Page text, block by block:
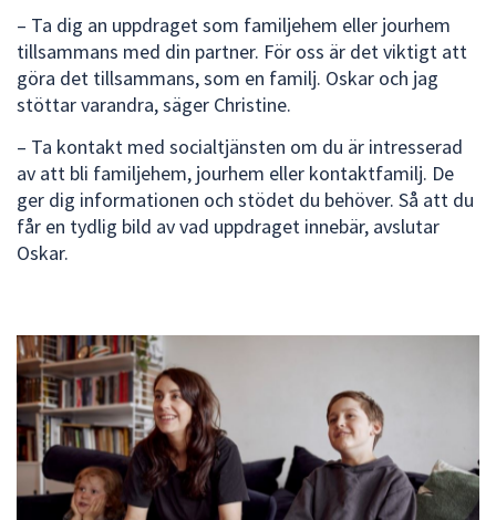
– Ta dig an uppdraget som familjehem eller jourhem
tillsammans med din partner. För oss är det viktigt att
göra det tillsammans, som en familj. Oskar och jag
stöttar varandra, säger Christine.
– Ta kontakt med socialtjänsten om du är intresserad
av att bli familjehem, jourhem eller kontaktfamilj. De
ger dig informationen och stödet du behöver. Så att du
får en tydlig bild av vad uppdraget innebär, avslutar
Oskar.